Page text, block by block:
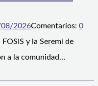
2026Comentarios: 0
y la Seremi de
a la comunidad…